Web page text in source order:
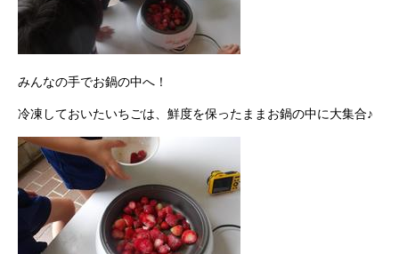
みんなの手でお鍋の中へ！
冷凍しておいたいちごは、鮮度を保ったままお鍋の中に大集合♪